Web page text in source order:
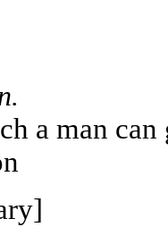
a man